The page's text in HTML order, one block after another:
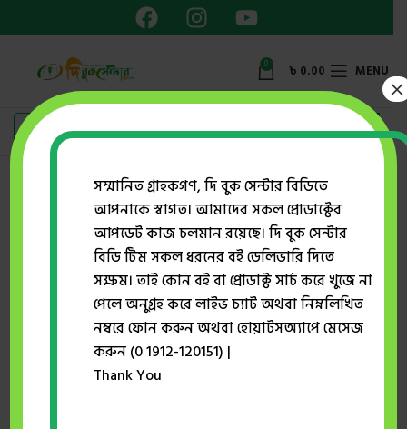
0 ৳ 0.00 MENU
Mohammad Abdul Latif
অদিতি মডেল টেস্ট ও সাম্প্রতিক সমাচার (৪৭ তম বিসিএস
সম্মানিত গ্রাহকগণ, দি বুক সেন্টার বিডিতে
আপনাকে স্বাগত। আমাদের সকল প্রোডাক্টের
আপডেট কাজ চলমান রয়েছে। দি বুক সেন্টার
বিডি টিম সকল ধরনের বই ডেলিভারি দিতে
সক্ষম। তাই কোন বই বা প্রোডাক্ট সার্চ করে খুজে না
পেলে অনুগ্রহ করে লাইভ চ্যাট অথবা নিম্নলিখিত
নম্বরে ফোন করুন অথবা হোয়াটসঅ্যাপে মেসেজ
করুন (0 1912-120151) |
Thank You
×